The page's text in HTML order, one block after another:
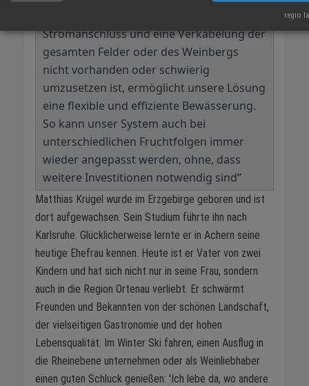
Stromanschluss und eine Verkabelung der
gesamten Felder oder des Weinbergs
nicht vorhanden oder schwierig
umzusetzen ist, ermöglicht unsere Lösung
eine flexible und effiziente Bewässerung.
So kann unser System auch bei
unterschiedlichen Fruchtfolgen immer
wieder angepasst werden, ohne, dass
weitere Investitionen notwendig sind”
Matthias Krügel wurde im Erzgebirge geboren und ist
dort aufgewachsen. Sein Studium führte ihn nach
Karlsruhe. Glücklicherweise lernte er in Achern seine
heutige Ehefrau kennen. Heute ist er Vater von zwei
Kindern und hat sich nicht nur in seine Frau, sondern
auch in die Region Ortenau verliebt. Er schwärmt
Freunden und Bekannten von der schönen Landschaft,
der vielseitigen Gastronomie und der hohen
Lebensqualität. Im Winter Ski fahren, einen Ausflug in
die Rheinebene unternehmen oder als Weinliebhaber
einen guten Schluck genießen: 'Ich lebe da, wo andere